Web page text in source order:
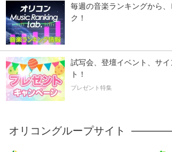
毎週の音楽ランキングから
ク！
試写会、登壇イベント、サ
ト！
プレゼント特集
オリコングループサイト